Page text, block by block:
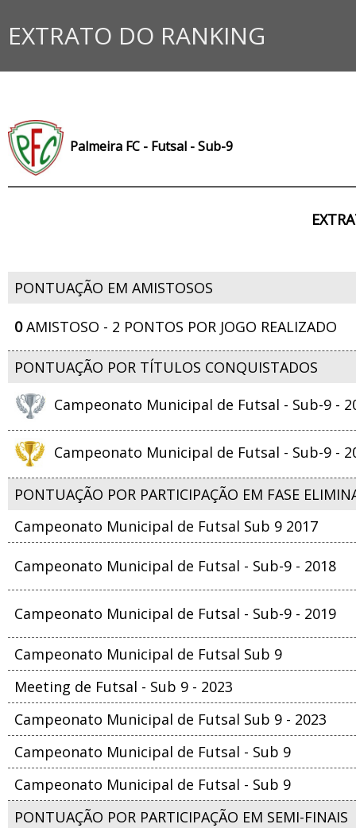
EXTRATO DO RANKING
Palmeira FC - Futsal - Sub-9
PONTUAÇÃO EM AMISTOSOS
0AMISTOSO - 2 PONTOS POR JOGO REALIZADO
PONTUAÇÃO POR TÍTULOS CONQUISTADOS
Campeonato Municipal de Futsal - Sub-9 -
Campeonato Municipal de Futsal - Sub-9 -
PONTUAÇÃO POR PARTICIPAÇÃO EM FASE
Campeonato Municipal de Futsal Sub 9 2017
Campeonato Municipal de Futsal - Sub-9 - 2018
Campeonato Municipal de Futsal - Sub-9 - 2019
Campeonato Municipal de Futsal Sub 9
Meeting de Futsal - Sub 9 - 2023
Campeonato Municipal de Futsal Sub 9 - 2023
Campeonato Municipal de Futsal - Sub 9
Campeonato Municipal de Futsal - Sub 9
PONTUAÇÃO POR PARTICIPAÇÃO EM SEMI-FINAIS